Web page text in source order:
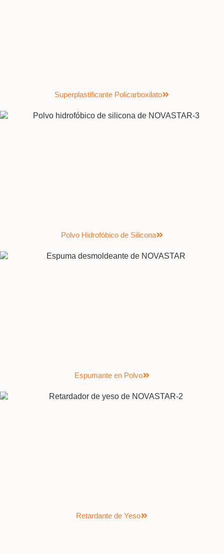
Superplastificante Policarboxilato
Polvo Hidrofóbico de Silicona
Espumante en Polvo
Retardante de Yeso